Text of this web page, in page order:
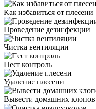
Как избавиться от плесени
Проведение дезинфекции
Чистка вентиляции
Пест контроль
Удаление плесени
Вывести домашних клопов